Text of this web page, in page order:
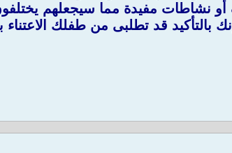
نشاطات مفيدة مما سيجعلهم
بالتأكيد قد تطلبى من طفلك